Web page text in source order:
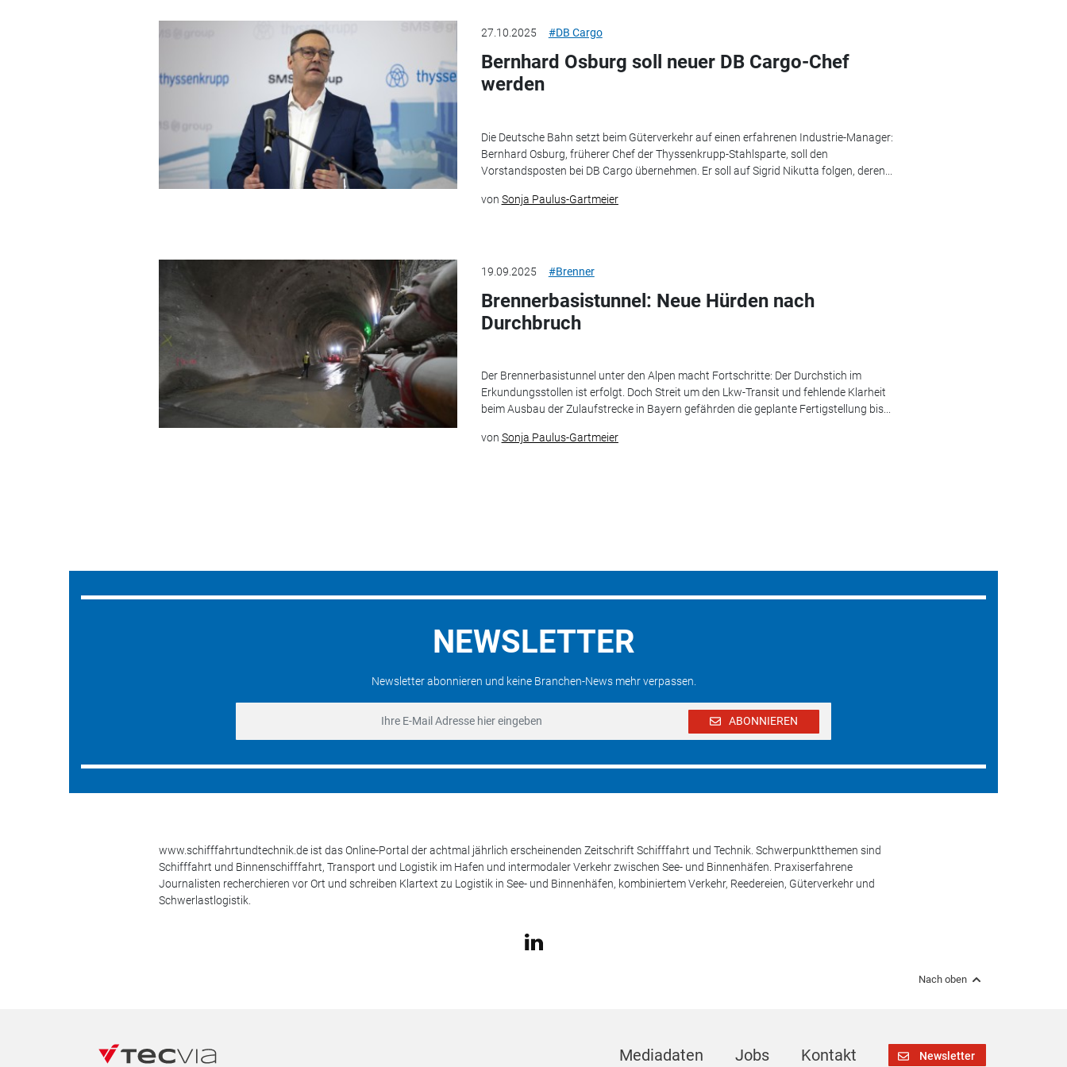
27.10.2025 #DB Cargo
Bernhard Osburg soll neuer DB Cargo-Chef
werden
Die Deutsche Bahn setzt beim Güterverkehr auf einen erfahrenen Industrie-Manager:
Bernhard Osburg, früherer Chef der Thyssenkrupp-Stahlsparte, soll den
Vorstandsposten bei DB Cargo übernehmen. Er soll auf Sigrid Nikutta folgen, deren...
von Sonja Paulus-Gartmeier
19.09.2025 #Brenner
Brennerbasistunnel: Neue Hürden nach
Durchbruch
Der Brennerbasistunnel unter den Alpen macht Fortschritte: Der Durchstich im
Erkundungsstollen ist erfolgt. Doch Streit um den Lkw-Transit und fehlende Klarheit
beim Ausbau der Zulaufstrecke in Bayern gefährden die geplante Fertigstellung bis...
von Sonja Paulus-Gartmeier
NEWSLETTER
Newsletter abonnieren und keine Branchen-News mehr verpassen.
ABONNIEREN
www.schifffahrtundtechnik.de ist das Online-Portal der achtmal jährlich erscheinenden Zeitschrift Schifffahrt und Technik. Schwerpunktthemen sind
Schifffahrt und Binnenschifffahrt, Transport und Logistik im Hafen und intermodaler Verkehr zwischen See- und Binnenhäfen. Praxiserfahrene
Journalisten recherchieren vor Ort und schreiben Klartext zu Logistik in See- und Binnenhäfen, kombiniertem Verkehr, Reedereien, Güterverkehr und
Schwerlastlogistik.
Nach oben
Mediadaten Jobs Kontakt Newsletter